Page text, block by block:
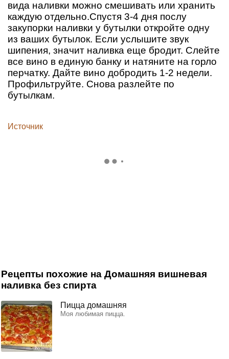
вида наливки можно смешивать или хранить
каждую отдельно.Спустя 3-4 дня послу
закупорки наливки у бутылки откройте одну
из ваших бутылок. Если услышите звук
шипения, значит наливка еще бродит. Слейте
все вино в единую банку и натяните на горло
перчатку. Дайте вино добродить 1-2 недели.
Профильтруйте. Снова разлейте по
бутылкам.
Источник
Рецепты похожие на Домашняя вишневая
наливка без спирта
Пицца домашняя
Моя любимая пицца.